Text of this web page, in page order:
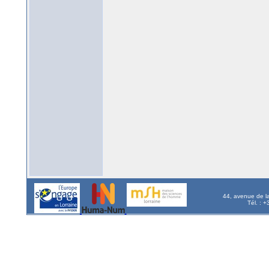
44, avenue de
Tél. :